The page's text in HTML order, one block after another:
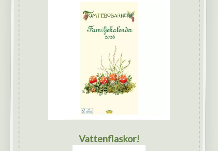
Vattenflaskor!